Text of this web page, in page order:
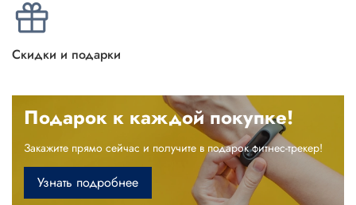
Скидки и подарки
Подарок к каждой покупке!
Закажите прямо сейчас и получите в подарок фитнес-трекер!
Узнать подробнее